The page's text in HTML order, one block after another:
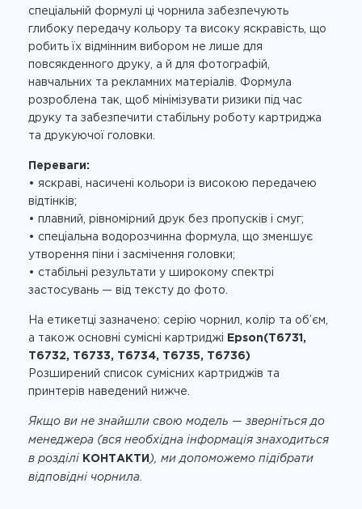
спеціальній формулі ці чорнила забезпечують
глибоку передачу кольору та високу яскравість, що
робить їх відмінним вибором не лише для
повсякденного друку, а й для фотографій,
навчальних та рекламних матеріалів. Формула
розроблена так, щоб мінімізувати ризики під час
друку та забезпечити стабільну роботу картриджа
та друкуючої головки.
Переваги:
• яскраві, насичені кольори із високою передачею
відтінків;
• плавний, рівномірний друк без пропусків і смуг;
• спеціальна водорозчинна формула, що зменшує
утворення піни і засмічення головки;
• стабільні результати у широкому спектрі
застосувань — від тексту до фото.
На етикетці зазначено: серію чорнил, колір та об’єм,
а також основні сумісні картриджі
Epson(T6731,
T6732, T6733, T6734, T6735, T6736)
Розширений список сумісних картриджів та
принтерів наведений нижче.
Якщо ви не знайшли свою модель — зверніться до
менеджера (вся необхідна інформація знаходиться
в розділі КОНТАКТИ ), ми допоможемо підібрати
відповідні чорнила.